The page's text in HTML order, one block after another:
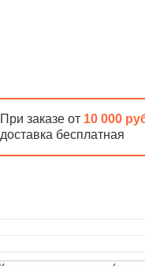
При заказе от 10 000
доставка бесплатная